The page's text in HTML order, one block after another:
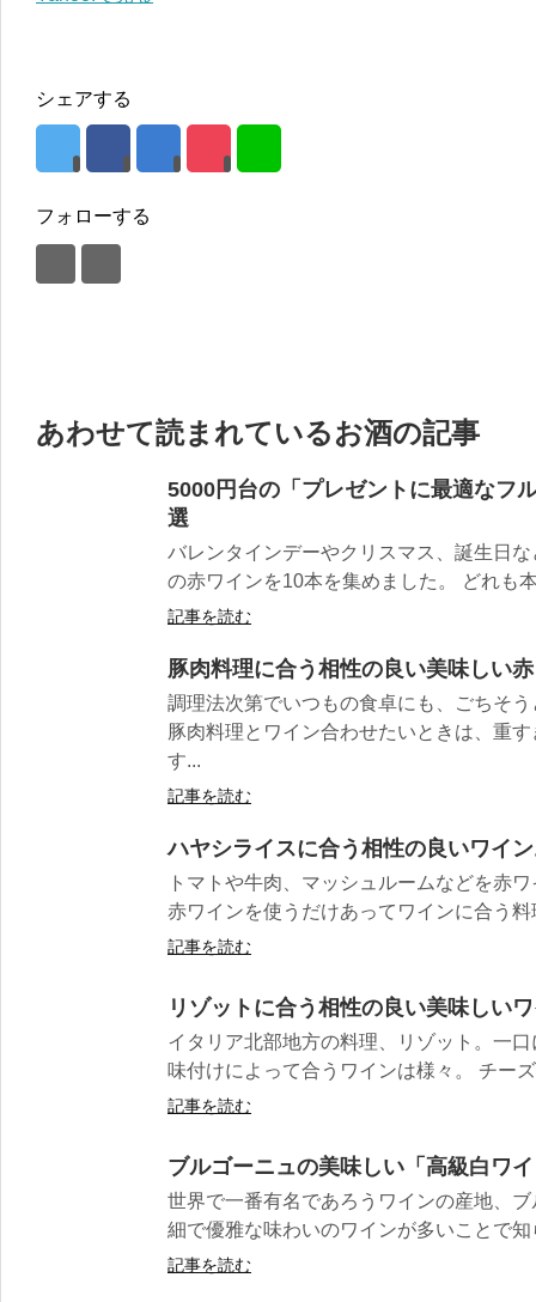
シェアする
フォローする
あわせて読まれているお酒の記事
5000円台の「プレゼントに最適なフ
選
バレンタインデーやクリスマス、誕生日
の赤ワインを10本を集めました。 どれも
記事を読む
豚肉料理に合う相性の良い美味しい
調理法次第でいつもの食卓にも、ごちそ
豚肉料理とワイン合わせたいときは、重
す...
記事を読む
ハヤシライスに合う相性の良いワイ
トマトや牛肉、マッシュルームなどを赤
赤ワインを使うだけあってワインに合う
記事を読む
リゾットに合う相性の良い美味しい
イタリア北部地方の料理、リゾット。一
味付けによって合うワインは様々。 チー
記事を読む
ブルゴーニュの美味しい「高級白ワ
世界で一番有名であろうワインの産地、
細で優雅な味わいのワインが多いことで
記事を読む